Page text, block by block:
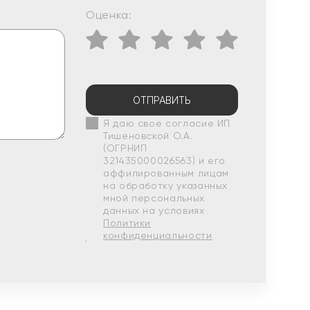
Оценка:
ОТПРАВИТЬ
Я даю свое согласие ИП
Тишеновской О.А.
(ОГРНИП
321435000026563) и его
аффилированным лицам
на обработку указанных
мной персональных
данных на условиях
Политики
конфиденциальности